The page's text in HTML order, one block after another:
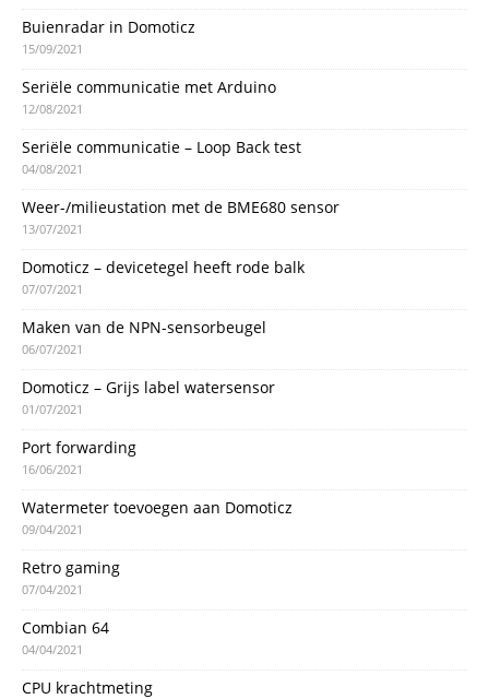
Buienradar in Domoticz
15/09/2021
Seriële communicatie met Arduino
12/08/2021
Seriële communicatie – Loop Back test
04/08/2021
Weer-/milieustation met de BME680 sensor
13/07/2021
Domoticz – devicetegel heeft rode balk
07/07/2021
Maken van de NPN-sensorbeugel
06/07/2021
Domoticz – Grijs label watersensor
01/07/2021
Port forwarding
16/06/2021
Watermeter toevoegen aan Domoticz
09/04/2021
Retro gaming
07/04/2021
Combian 64
04/04/2021
CPU krachtmeting